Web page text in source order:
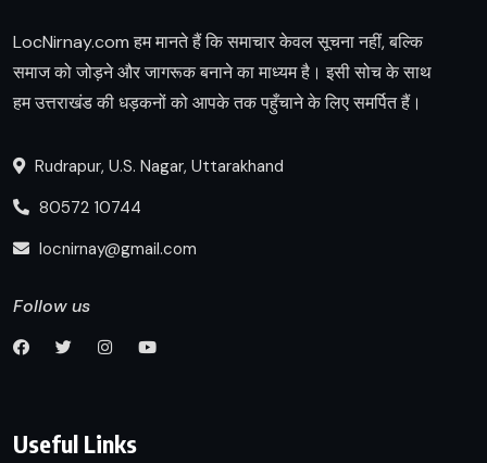
LocNirnay.com हम मानते हैं कि समाचार केवल सूचना नहीं, बल्कि
समाज को जोड़ने और जागरूक बनाने का माध्यम है। इसी सोच के साथ
हम उत्तराखंड की धड़कनों को आपके तक पहुँचाने के लिए समर्पित हैं।
Rudrapur, U.S. Nagar, Uttarakhand
80572 10744
locnirnay@gmail.com
Follow us
Useful Links